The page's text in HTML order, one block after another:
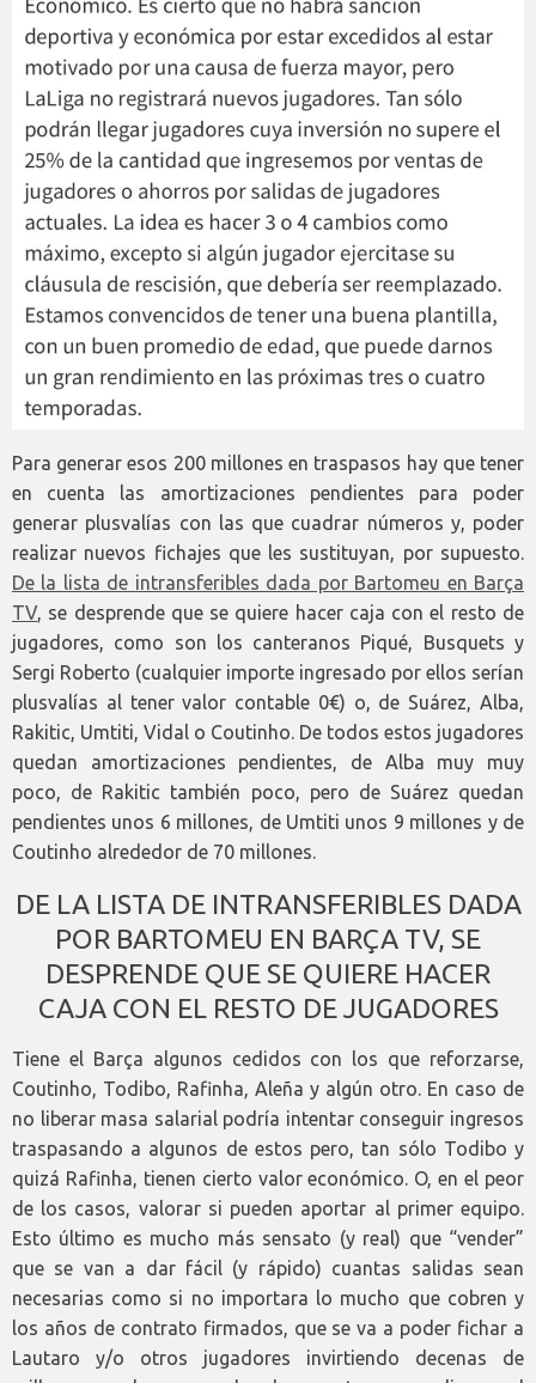
Para generar esos 200 millones en traspasos hay que tener
en cuenta las amortizaciones pendientes para poder
generar plusvalías con las que cuadrar números y, poder
realizar nuevos fichajes que les sustituyan, por supuesto.
De la lista de intransferibles dada por Bartomeu en Barça
TV, se desprende que se quiere hacer caja con el resto de
jugadores, como son los canteranos Piqué, Busquets y
Sergi Roberto (cualquier importe ingresado por ellos serían
plusvalías al tener valor contable 0€) o, de Suárez, Alba,
Rakitic, Umtiti, Vidal o Coutinho. De todos estos jugadores
quedan amortizaciones pendientes, de Alba muy muy
poco, de Rakitic también poco, pero de Suárez quedan
pendientes unos 6 millones, de Umtiti unos 9 millones y de
Coutinho alrededor de 70 millones.
DE LA LISTA DE INTRANSFERIBLES DADA
POR BARTOMEU EN BARÇA TV, SE
DESPRENDE QUE SE QUIERE HACER
CAJA CON EL RESTO DE JUGADORES
Tiene el Barça algunos cedidos con los que reforzarse,
Coutinho, Todibo, Rafinha, Aleña y algún otro. En caso de
no liberar masa salarial podría intentar conseguir ingresos
traspasando a algunos de estos pero, tan sólo Todibo y
quizá Rafinha, tienen cierto valor económico. O, en el peor
de los casos, valorar si pueden aportar al primer equipo.
Esto último es mucho más sensato (y real) que “vender”
que se van a dar fácil (y rápido) cuantas salidas sean
necesarias como si no importara lo mucho que cobren y
los años de contrato firmados, que se va a poder fichar a
Lautaro y/o otros jugadores invirtiendo decenas de